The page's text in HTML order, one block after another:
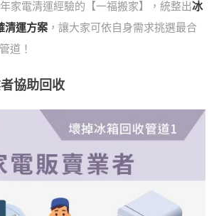
家電清運經驗的【一福搬家】，統整出冰
清運方案，讓大家可依自身需求挑選最合
道！
協助回收